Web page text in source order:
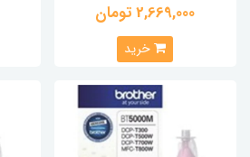
2,669,000 تومان
خرید